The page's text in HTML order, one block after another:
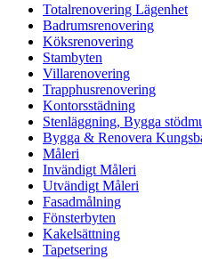
Totalrenovering Lägenhet
Badrumsrenovering
Köksrenovering
Stambyten
Villarenovering
Trapphusrenovering
Kontorsstädning
Stenläggning, Bygga
Bygga & Renovera
Måleri
Invändigt Måleri
Utvändigt Måleri
Fasadmålning
Fönsterbyten
Kakelsättning
Tapetsering